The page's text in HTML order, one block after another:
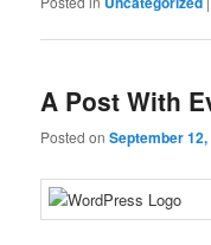
A Post With
Posted onSeptember 12,